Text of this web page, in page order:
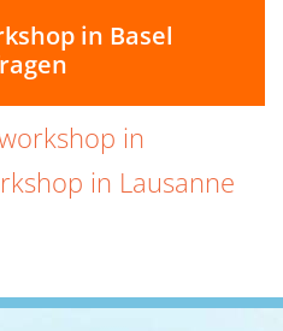
in Basel
in
in Lausanne